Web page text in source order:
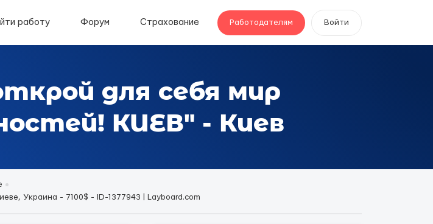
работу Форум Страхование Работодателям Войти
для себя мир
КИЕВ" - Киев
Украина - 7100$ - ID-1377943 | Layboard.com